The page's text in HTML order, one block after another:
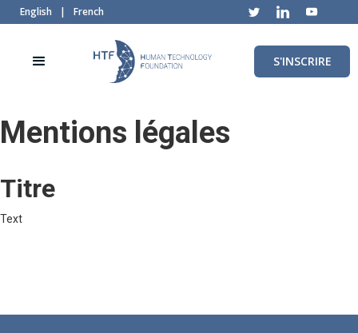
English | French
S'INSCRIRE
Mentions légales
Titre
Text